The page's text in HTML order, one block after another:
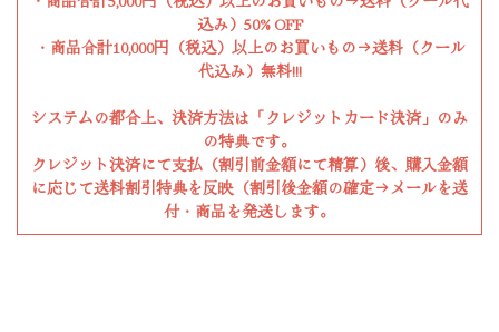
込み）50% OFF
・商品合計10,000円（税込）以上のお買いもの→送料（クール
代込み）無料!!!
システムの都合上、決済方法は「クレジットカード決済」のみ
の特典です。
クレジット決済にて支払（割引前金額にて精算）後、購入金額
に応じて送料割引特典を反映（割引後金額の確定→メールを送
付・商品を発送します。